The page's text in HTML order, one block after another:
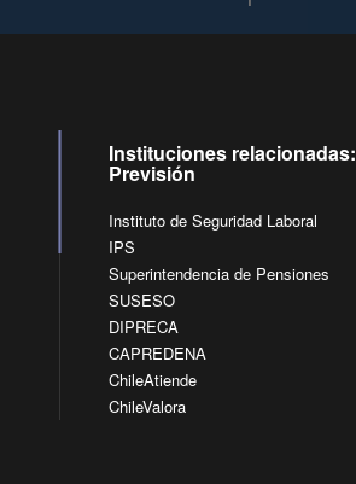
Instituciones relacionadas:
Previsión
Instituto de Seguridad Laboral
IPS
Superintendencia de Pensiones
SUSESO
DIPRECA
CAPREDENA
ChileAtiende
ChileValora